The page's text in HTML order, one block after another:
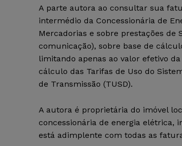
A parte autora ao consultar sua
intermédio da Concessionária de
Mercadorias e sobre prestações
comunicação), sobre base de
limitando apenas ao valor efetivo
cálculo das Tarifas de Uso do
de Transmissão (TUSD).
A autora é proprietária do imóvel
concessionária de energia elétrica,
está adimplente com todas as